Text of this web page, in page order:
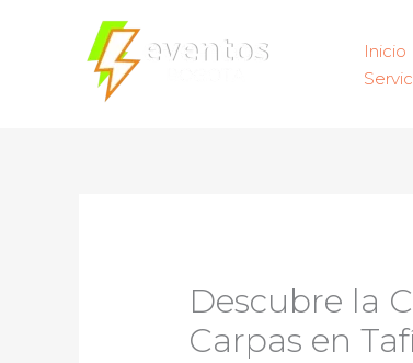
Inicio
Descubre la
Carpas en